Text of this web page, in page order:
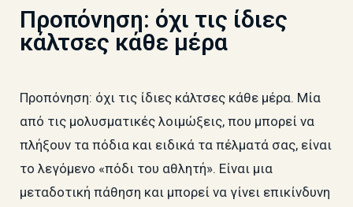
Προπόνηση: όχι τις ίδιες
κάλτσες κάθε μέρα
Προπόνηση: όχι τις ίδιες κάλτσες κάθε μέρα. Μία
από τις μολυσματικές λοιμώξεις, που μπορεί να
πλήξουν τα πόδια και ειδικά τα πέλματά σας, είναι
το λεγόμενο «πόδι του αθλητή». Είναι μια
μεταδοτική πάθηση και μπορεί να γίνει επικίνδυνη